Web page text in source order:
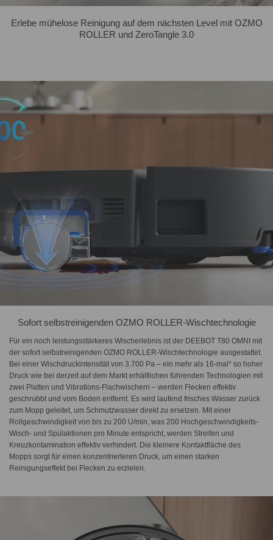
Erlebe mühelose Reinigung auf dem nächsten Level mit OZMO
ROLLER und ZeroTangle 3.0
Sofort selbstreinigenden OZMO ROLLER-Wischtechnologie
Für ein noch leistungsstärkeres Wischerlebnis ist der DEEBOT T80 OMNI mit
der sofort selbstreinigenden OZMO ROLLER-Wischtechnologie ausgestattet.
Bei einer Wischdruckintensität von 3.700 Pa – ein mehr als 16-mal* so hoher
Druck wie bei derzeit auf dem Markt erhältlichen führenden Technologien mit
zwei Platten und Vibrations-Flachwischern – werden Flecken effektiv
geschrubbt und vom Boden entfernt. Es wird laufend frisches Wasser zurück
zum Mopp geleitet, um Schmutzwasser direkt zu ersetzen. Mit einer
Rollgeschwindigkeit von bis zu 200 U/min, was 200 Hochgeschwindigkeits-
Wisch- und Spülaktionen pro Minute entspricht, werden Streifen und
Kreuzkontamination effektiv verhindert. Die kleinere Kontaktfläche des
Mopps sorgt für einen konzentrierteren Druck, um einen starken
Reinigungseffekt bei Flecken zu erzielen.